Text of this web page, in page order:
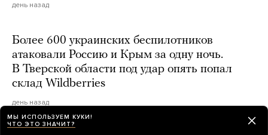
день назад
Более 600 украинских беспилотников
атаковали Россию и Крым за одну ночь.
В Тверской области под удар опять попал
склад Wildberries
день назад
МЫ ИСПОЛЬЗУЕМ КУКИ!
ЧТО ЭТО ЗНАЧИТ?